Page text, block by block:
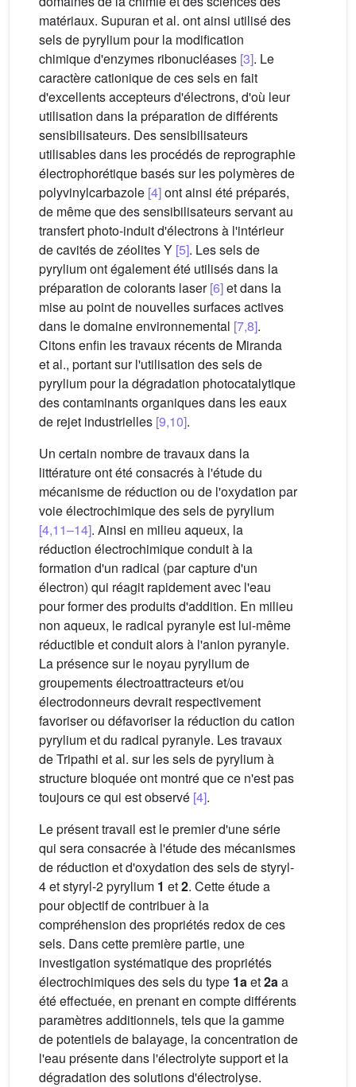
matériaux. Supuran et al. ont ainsi utilisé des
sels de pyrylium pour la modification
chimique d'enzymes ribonucléases [3]. Le
caractère cationique de ces sels en fait
d'excellents accepteurs d'électrons, d'où leur
utilisation dans la préparation de différents
sensibilisateurs. Des sensibilisateurs
utilisables dans les procédés de reprographie
électrophorétique basés sur les polymères de
polyvinylcarbazole [4]ont ainsi été préparés,
de même que des sensibilisateurs servant au
transfert photo-induit d'électrons à l'intérieur
de cavités de zéolites Y [5]. Les sels de
pyrylium ont également été utilisés dans la
préparation de colorants laser[6]et dans la
mise au point de nouvelles surfaces actives
dans le domaine environnemental [7,8].
Citons enfin les travaux récents de Miranda
et al., portant sur l'utilisation des sels de
pyrylium pour la dégradation photocatalytique
des contaminants organiques dans les eaux
de rejet industrielles [9,10].
Un certain nombre de travaux dans la
littérature ont été consacrés à l'étude du
mécanisme de réduction ou de l'oxydation par
voie électrochimique des sels de pyrylium
[4,11–14]. Ainsi en milieu aqueux, la
réduction électrochimique conduit à la
formation d'un radical (par capture d'un
électron) qui réagit rapidement avec l'eau
pour former des produits d'addition. En milieu
non aqueux, le radical pyranyle est lui-même
réductible et conduit alors à l'anion pyranyle.
La présence sur le noyau pyrylium de
groupements électroattracteurs et/ou
électrodonneurs devrait respectivement
favoriser ou défavoriser la réduction du cation
pyrylium et du radical pyranyle. Les travaux
de Tripathi et al. sur les sels de pyrylium à
structure bloquée ont montré que ce n'est pas
toujours ce qui est observé [4].
Le présent travail est le premier d'une série
qui sera consacrée à l'étude des mécanismes
de réduction et d'oxydation des sels de styryl-
4 et styryl-2 pyrylium 1 et2. Cette étude a
pour objectif de contribuer à la
compréhension des propriétés redox de ces
sels. Dans cette première partie, une
investigation systématique des propriétés
électrochimiques des sels du type 1aet2aa
été effectuée, en prenant en compte différents
paramètres additionnels, tels que la gamme
de potentiels de balayage, la concentration de
l'eau présente dans l'électrolyte support et la
dégradation des solutions d'électrolyse.